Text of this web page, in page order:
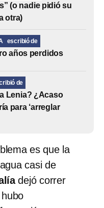
(o nadie pidió su
otra)
escribió de
años perdidos
de
Lenia? ¿Acaso
para ‘arreglar
es que la
casi de
dejó correr